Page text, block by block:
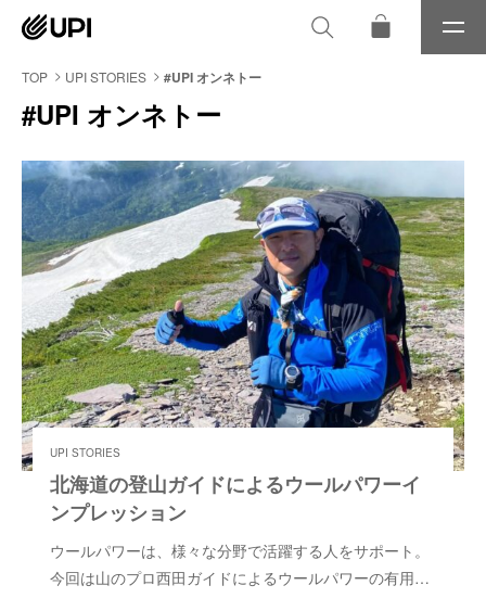
メ
ニ
TOP UPI STORIES #UPI オンネトー
#UPI オンネトー
UPI STORIES
北海道の登山ガイドによるウールパワーイ
ンプレッション
ウールパワーは、様々な分野で活躍する人をサポート。
今回は山のプロ西田ガイドによるウールパワーの有用性